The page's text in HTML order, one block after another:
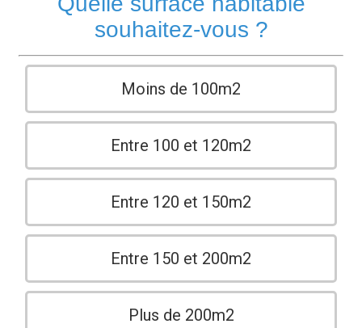
souhaitez-vous ?
Moins de 100m2
Entre 100 et 120m2
Entre 120 et 150m2
Entre 150 et 200m2
Plus de 200m2